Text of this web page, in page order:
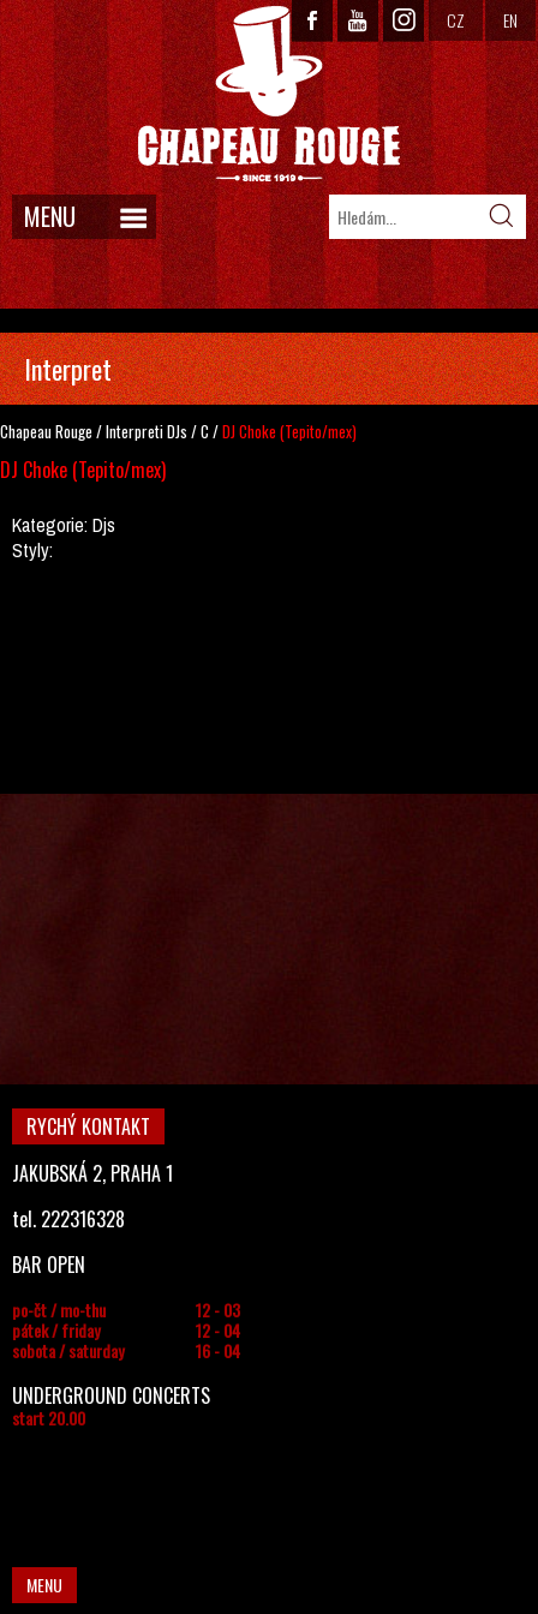
CZ EN
MENU
Interpret
Chapeau Rouge /InterpretiDJs /C /DJ Choke (Tepito/mex)
DJ Choke (Tepito/mex)
Kategorie:Djs
Styly:
RYCHÝ KONTAKT
JAKUBSKÁ 2, PRAHA 1
tel. 222316328
BAR OPEN
po-čt / mo-thu
12 - 03
pátek / friday
12 - 04
sobota / saturday
16 - 04
UNDERGROUND CONCERTS
start 20.00
MENU